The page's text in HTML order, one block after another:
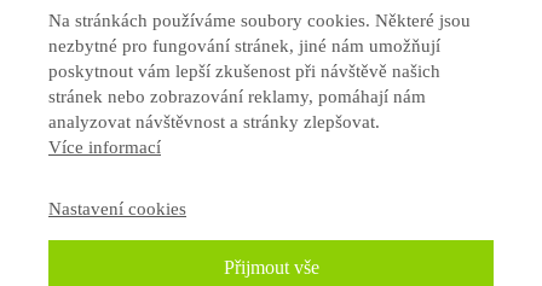
Jak nakupovat
Obchodní podmínky
Na stránkách používáme soubory cookies. Některé jsou
nezbytné pro fungování stránek, jiné nám umožňují
poskytnout vám lepší zkušenost při návštěvě našich
stránek nebo zobrazování reklamy, pomáhají nám
analyzovat návštěvnost a stránky zlepšovat.
Více informací
Nastavení cookies
Přijmout vše